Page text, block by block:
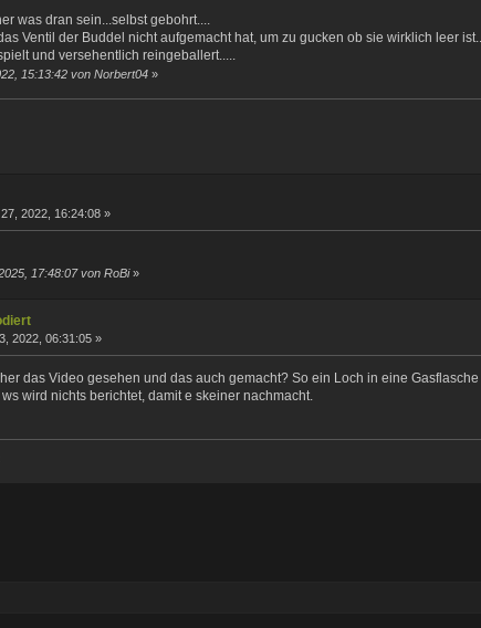
was dran sein...selbst gebohrt....
Ventil der Buddel nicht aufgemacht hat, um zu gucken ob sie wirklich leer
und versehentlich reingeballert.....
15:13:42 von Norbert04 »
2022, 16:24:08 »
17:48:07 von RoBi»
2022, 06:31:05 »
das Video gesehen und das auch gemacht? So ein Loch in eine
wird nichts berichtet, damit e skeiner nachmacht.